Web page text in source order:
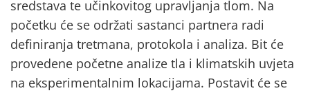
sredstava te učinkovitog upravljanja tlom. Na
početku će se održati sastanci partnera radi
definiranja tretmana, protokola i analiza. Bit će
provedene početne analize tla i klimatskih uvjeta
na eksperimentalnim lokacijama. Postavit će se